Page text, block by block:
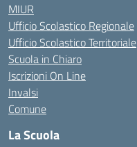
MIUR
Ufficio Scolastico Regionale
Ufficio Scolastico Territoriale
Scuola in Chiaro
Iscrizioni On Line
Invalsi
Comune
La Scuola